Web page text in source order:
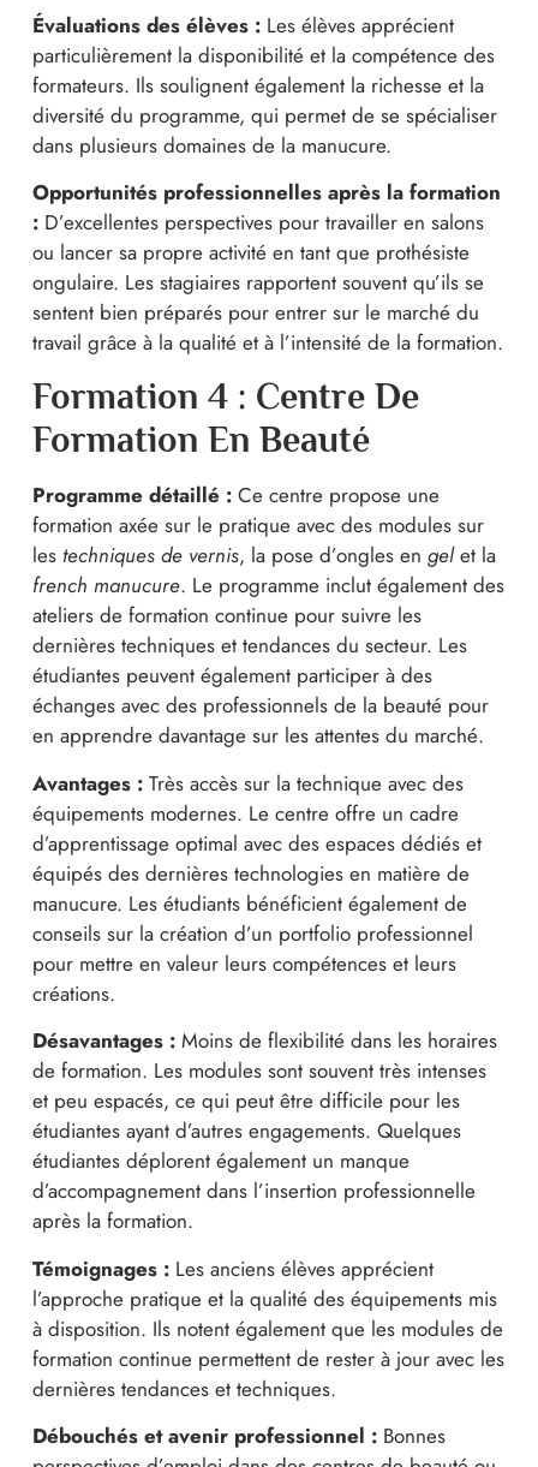
Évaluations des élèves : Les élèves apprécient
particulièrement la disponibilité et la compétence des
formateurs. Ils soulignent également la richesse et la
diversité du programme, qui permet de se spécialiser
dans plusieurs domaines de la manucure.
Opportunités professionnelles après la formation
: D’excellentes perspectives pour travailler en salons
ou lancer sa propre activité en tant que prothésiste
ongulaire. Les stagiaires rapportent souvent qu’ils se
sentent bien préparés pour entrer sur le marché du
travail grâce à la qualité et à l’intensité de la formation.
Formation 4 : Centre De
Formation En Beauté
Programme détaillé : Ce centre propose une
formation axée sur le pratique avec des modules sur
les techniques de vernis, la pose d’ongles en gelet la
french manucure. Le programme inclut également des
ateliers de formation continue pour suivre les
dernières techniques et tendances du secteur. Les
étudiantes peuvent également participer à des
échanges avec des professionnels de la beauté pour
en apprendre davantage sur les attentes du marché.
Avantages : Très accès sur la technique avec des
équipements modernes. Le centre offre un cadre
d’apprentissage optimal avec des espaces dédiés et
équipés des dernières technologies en matière de
manucure. Les étudiants bénéficient également de
conseils sur la création d’un portfolio professionnel
pour mettre en valeur leurs compétences et leurs
créations.
Désavantages : Moins de flexibilité dans les horaires
de formation. Les modules sont souvent très intenses
et peu espacés, ce qui peut être difficile pour les
étudiantes ayant d’autres engagements. Quelques
étudiantes déplorent également un manque
d’accompagnement dans l’insertion professionnelle
après la formation.
Témoignages : Les anciens élèves apprécient
l’approche pratique et la qualité des équipements mis
à disposition. Ils notent également que les modules de
formation continue permettent de rester à jour avec les
dernières tendances et techniques.
Débouchés et avenir professionnel : Bonnes